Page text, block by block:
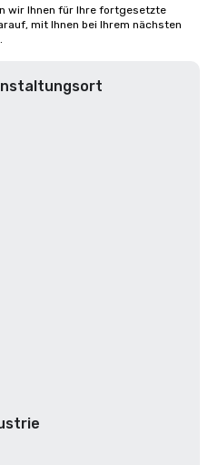
wir Ihnen für Ihre fortgesetzte
mit Ihnen bei Ihrem nächsten